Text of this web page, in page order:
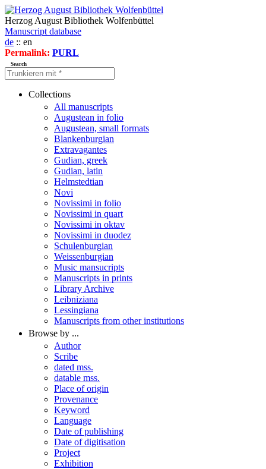
Herzog August Bibliothek Wolfenbüttel
Manuscript database
de :: en
Permalink: PURL
Search
Collections
All manuscripts
Augustean in folio
Augustean, small formats
Blankenburgian
Extravagantes
Gudian, greek
Gudian, latin
Helmstedtian
Novi
Novissimi in folio
Novissimi in quart
Novissimi in oktav
Novissimi in duodez
Schulenburgian
Weissenburgian
Music mansucripts
Manuscripts in prints
Library Archive
Leibniziana
Lessingiana
Manuscripts from other institutions
Browse by ...
Author
Scribe
dated mss.
datable mss.
Place of origin
Provenance
Keyword
Language
Date of publishing
Date of digitisation
Project
Exhibition